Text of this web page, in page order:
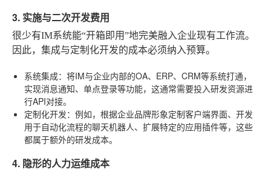
3. 实施与二次开发费用
很少有IM系统能“开箱即用”地完美融入企业现有工作流。
因此，集成与定制化开发的成本必须纳入预算。
系统集成：将IM与企业内部的OA、ERP、CRM等系统打通，
实现消息通知、单点登录等功能，这通常需要投入研发资源进
行API对接。
定制化开发：例如，根据企业品牌形象定制客户端界面、开发
用于自动化流程的聊天机器人、扩展特定的应用插件等，这些
都属于额外的研发成本。
4. 隐形的人力运维成本